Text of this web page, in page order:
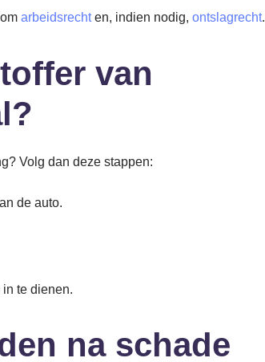
arbeidsrechten, indien nodig, ontslagrecht.
van
Volg dan deze stappen:
de auto.
te dienen.
na schade